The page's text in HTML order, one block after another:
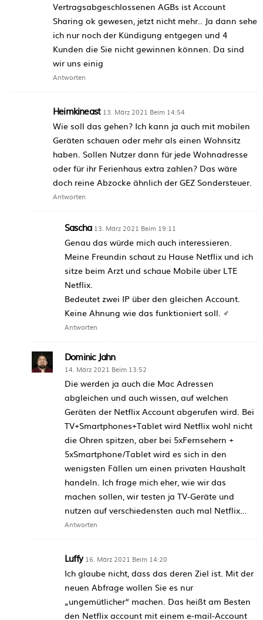
Vertragsabgeschlossenen AGBs ist Account
Sharing ok gewesen, jetzt nicht mehr.. Ja dann sehe
ich nur noch der Kündigung entgegen und 4
Kunden die Sie nicht gewinnen können. Da sind
wir uns einig
Antworten
Heimkineast 13. März 2021 Beim 14:54
Wie soll das gehen? Ich kann ja auch mit mobilen
Geräten schauen oder mehr als einen Wohnsitz
haben. Sollen Nutzer dann für jede Wohnadresse
oder für ihr Ferienhaus extra zahlen? Das wäre
doch reine Abzocke ähnlich der GEZ Sondersteuer.
Antworten
Sascha 13. März 2021 Beim 19:11
Genau das würde mich auch interessieren.
Meine Freundin schaut zu Hause Netflix und ich
sitze beim Arzt und schaue Mobile über LTE
Netflix.
Bedeutet zwei IP über den gleichen Account.
Keine Ahnung wie das funktioniert soll. ‍♂️
Antworten
Dominic Jahn
14. März 2021 Beim 13:52
Die werden ja auch die Mac Adressen
abgleichen und auch wissen, auf welchen
Geräten der Netflix Account abgerufen wird. Bei
TV+Smartphones+Tablet wird Netflix wohl nicht
die Ohren spitzen, aber bei 5xFernsehern +
5xSmartphone/Tablet wird es sich in den
wenigsten Fällen um einen privaten Haushalt
handeln. Ich frage mich eher, wie wir das
machen sollen, wir testen ja TV-Geräte und
nutzen auf verschiedensten auch mal Netflix…
Antworten
Luffy 16. März 2021 Beim 14:20
Ich glaube nicht, dass das deren Ziel ist. Mit der
neuen Abfrage wollen Sie es nur
„ungemütlicher“ machen. Das heißt am Besten
den Netflix account mit einem e-mail-Account